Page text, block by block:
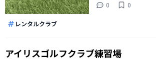
0
0
レンタルクラブ
アイリスゴルフクラブ練習場